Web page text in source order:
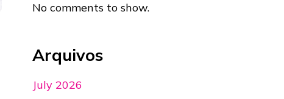
No comments to show.
Arquivos
July 2026